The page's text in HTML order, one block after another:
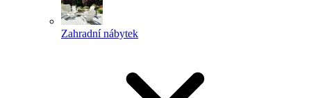
Zahradní nábytek